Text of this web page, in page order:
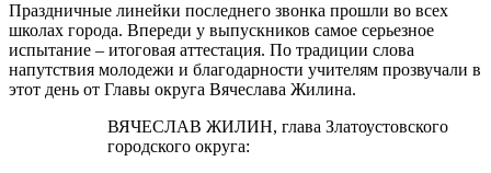
Праздничные линейки последнего звонка прошли во всех
школах города. Впереди у выпускников самое серьезное
испытание – итоговая аттестация. По традиции слова
напутствия молодежи и благодарности учителям прозвучали в
этот день от Главы округа Вячеслава Жилина.
ВЯЧЕСЛАВ ЖИЛИН, глава Златоустовского
городского округа: